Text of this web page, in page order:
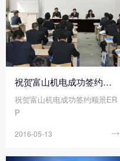
祝贺富山机电成功签约顺景ERP
祝贺富山机电成功签约顺景ER
P
2016-05-13 